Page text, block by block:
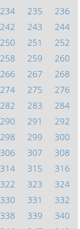
234 235
236
242 243
244
250 251
252
258 259
260
266 267
268
274 275
276
282 283
284
290 291
292
298 299
300
306 307
308
314 315
316
322 323
324
330 331
332
338 339
340